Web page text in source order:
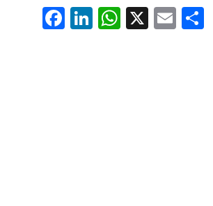
Fa
ce
Li
nk
W
ha
X E
m
Pa
rt